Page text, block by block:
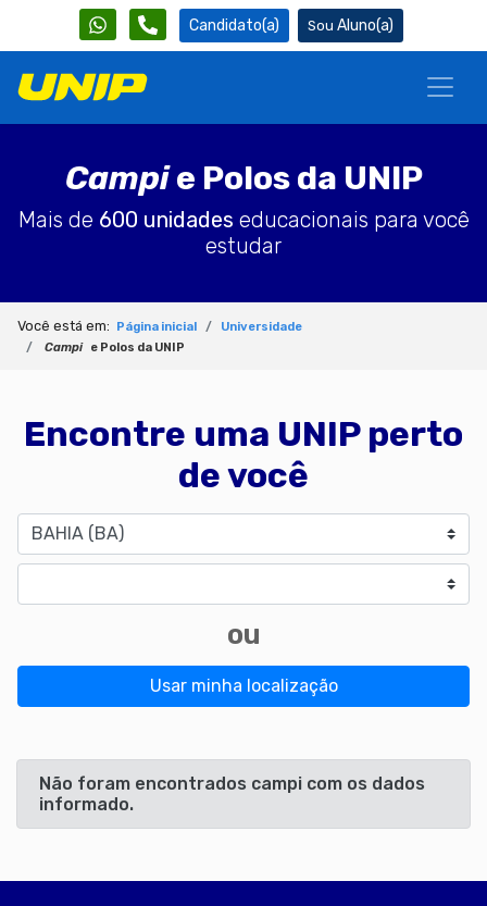
Candidato(a) Aluno(a)
Campie Polos da UNIP
Mais de 600 unidades educacionais para você
estudar
Você está em: Página inicial
Universidade
Campi
e Polos da UNIP
Encontre uma UNIP perto
de você
Estado
ou
Usar minha localização
Não foram encontrados campi com os dados
informado.